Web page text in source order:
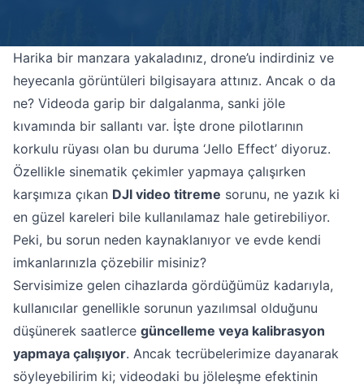
Harika bir manzara yakaladınız, drone’u indirdiniz ve
heyecanla görüntüleri bilgisayara attınız. Ancak o da
ne? Videoda garip bir dalgalanma, sanki jöle
kıvamında bir sallantı var. İşte drone pilotlarının
korkulu rüyası olan bu duruma ‘Jello Effect’ diyoruz.
Özellikle sinematik çekimler yapmaya çalışırken
karşımıza çıkan DJI video titreme sorunu, ne yazık ki
en güzel kareleri bile kullanılamaz hale getirebiliyor.
Peki, bu sorun neden kaynaklanıyor ve evde kendi
imkanlarınızla çözebilir misiniz?
Servisimize gelen cihazlarda gördüğümüz kadarıyla,
kullanıcılar genellikle sorunun yazılımsal olduğunu
düşünerek saatlerce güncelleme veya kalibrasyon
yapmaya çalışıyor. Ancak tecrübelerimize dayanarak
söyleyebilirim ki; videodaki bu jöleleşme efektinin